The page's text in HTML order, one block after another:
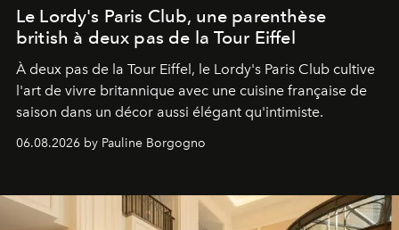
Le Lordy's Paris Club, une parenthèse
british à deux pas de la Tour Eiffel
À deux pas de la Tour Eiffel, le Lordy's Paris Club cultive
l'art de vivre britannique avec une cuisine française de
saison dans un décor aussi élégant qu'intimiste.
06.08.2026 by Pauline Borgogno